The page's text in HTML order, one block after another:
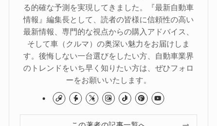
る的確な予測を実現してきました。『最新自動車
情報』編集長として、読者の皆様に信頼性の高い
最新情報、専門的な視点からの購入アドバイス、
そして車（クルマ）の奥深い魅力をお届けしま
す。後悔しない一台選びをしたい方、自動車業界
のトレンドをいち早く知りたい方は、ぜひフォロ
ーをお願いいたします。